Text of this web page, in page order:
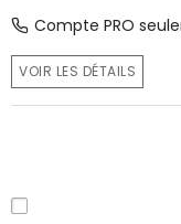
Compte PRO
VOIR LES DÉTAILS